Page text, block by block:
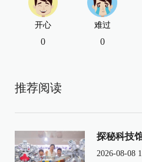
开心
0
难过
0
推荐阅读
探秘科技
2026-08-08